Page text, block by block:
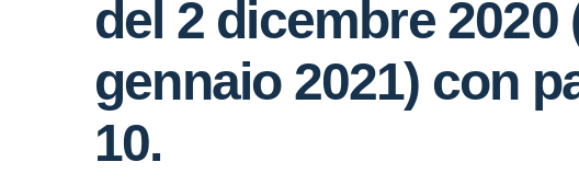
del 2 dicembre 2020
gennaio 2021) con
10.